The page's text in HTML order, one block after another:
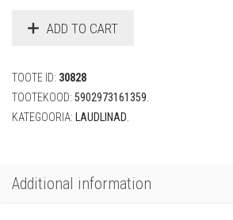
ADD TO CART
TOOTE ID: 30828
TOOTEKOOD: 5902973161359
KATEGOORIA:
LAUDLINAD
Additional information